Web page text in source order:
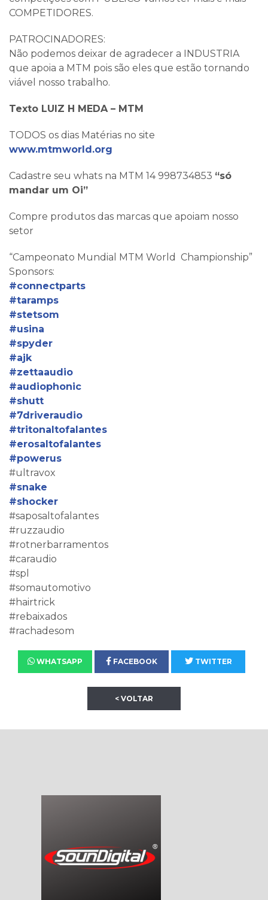
COMPETIDORES.
PATROCINADORES:
Não podemos deixar de agradecer a INDUSTRIA
que apoia a MTM pois são eles que estão tornando
viável nosso trabalho.
Texto LUIZ H MEDA – MTM
TODOS os dias Matérias no site
www.mtmworld.org
Cadastre seu whats na MTM 14 998734853 “só
mandar um Oi”
Compre produtos das marcas que apoiam nosso
setor
“Campeonato Mundial MTM World Championship”
Sponsors:
#connectparts
#taramps
#stetsom
#usina
#spyder
#ajk
#zettaaudio
#audiophonic
#shutt
#7driveraudio
#tritonaltofalantes
#erosaltofalantes
#powerus
#ultravox
#snake
#shocker
#saposaltofalantes
#ruzzaudio
#rotnerbarramentos
#caraudio
#spl
#somautomotivo
#hairtrick
#rebaixados
#rachadesom
WHATSAPP FACEBOOK TWITTER
< VOLTAR